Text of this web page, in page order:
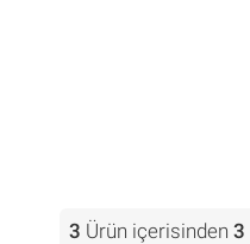
3 Ürün içerisinden 3